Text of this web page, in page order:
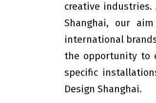
creative
Shanghai, our
international
the opportunity to
specific
Design Shanghai.